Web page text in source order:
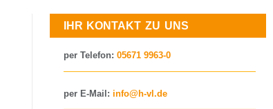
IHR KONTAKT ZU UNS
per Telefon: 05671 9963-0
per E-Mail: info@h-vl.de